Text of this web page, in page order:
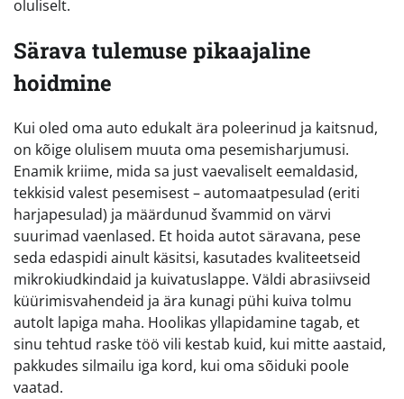
oluliselt.
Särava tulemuse pikaajaline
hoidmine
Kui oled oma auto edukalt ära poleerinud ja kaitsnud,
on kõige olulisem muuta oma pesemisharjumusi.
Enamik kriime, mida sa just vaevaliselt eemaldasid,
tekkisid valest pesemisest – automaatpesulad (eriti
harjapesulad) ja määrdunud švammid on värvi
suurimad vaenlased. Et hoida autot säravana, pese
seda edaspidi ainult käsitsi, kasutades kvaliteetseid
mikrokiudkindaid ja kuivatuslappe. Väldi abrasiivseid
küürimisvahendeid ja ära kunagi pühi kuiva tolmu
autolt lapiga maha. Hoolikas yllapidamine tagab, et
sinu tehtud raske töö vili kestab kuid, kui mitte aastaid,
pakkudes silmailu iga kord, kui oma sõiduki poole
vaatad.